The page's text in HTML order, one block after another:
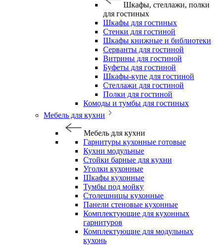
Шкафы, стеллажи, полки
для гостиных
Шкафы для гостиных
Стенки для гостиной
Шкафы книжные и библиотеки
Серванты для гостиной
Витрины для гостиной
Буфеты для гостиной
Шкафы-купе для гостиной
Стеллажи для гостиной
Полки для гостиной
Комоды и тумбы для гостиных
Мебель для кухни
Мебель для кухни
Гарнитуры кухонные готовые
Кухни модульные
Стойки барные для кухни
Уголки кухонные
Шкафы кухонные
Тумбы под мойку
Столешницы кухонные
Панели стеновые кухонные
Комплектующие для кухонных
гарнитуров
Комплектующие для модульных
кухонь